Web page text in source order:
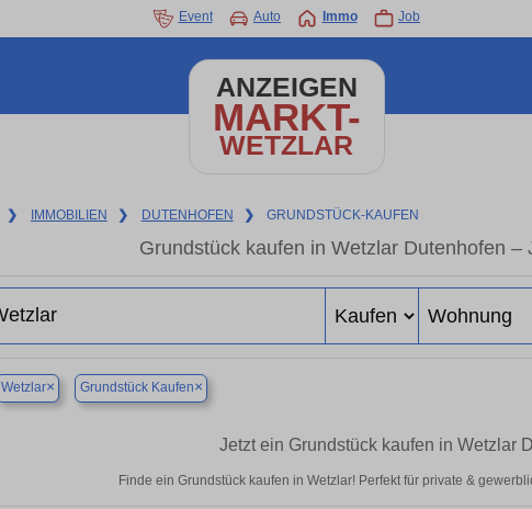
Event Auto Immo Job
ANZEIGEN
MARKT-
WETZLAR
❯ IMMOBILIEN ❯ DUTENHOFEN ❯ GRUNDSTÜCK-KAUFEN
Grundstück kaufen in Wetzlar Dutenhofen –
Wetzlar× Grundstück Kaufen×
Jetzt ein Grundstück kaufen in Wetzlar
Finde ein Grundstück kaufen in Wetzlar! Perfekt für private &